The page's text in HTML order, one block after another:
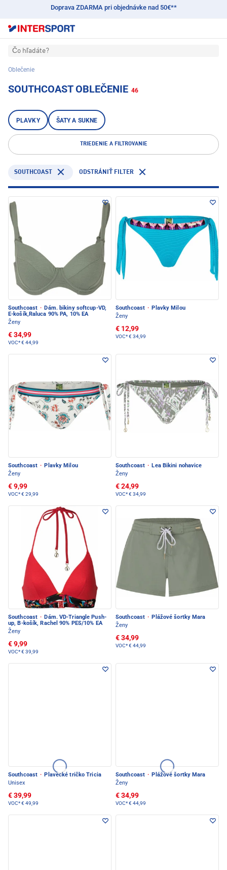
Doprava ZDARMA pri objednávke nad 50€**
Čo hľadáte?
Oblečenie
SOUTHCOAST OBLEČENIE 46
PLAVKY ŠATY A SUKNE
TRIEDENIE A FILTROVANIE
SOUTHCOAST ODSTRÁNIŤ FILTER
Southcoast · Dám. bikiny softcup-VD,
E-košík,Raluca 90% PA, 10% EA
Ženy
€ 34,99
VOC*€ 44,99
Southcoast · Plavky Milou
Ženy
€ 12,99
VOC*€ 34,99
Southcoast · Plavky Milou
Ženy
€ 9,99
VOC*€ 29,99
Southcoast · Lea Bikini nohavice
Ženy
€ 24,99
VOC*€ 34,99
Southcoast · Dám. VD-Triangle Push-
up, B-košík, Rachel 90% PES/10% EA
Ženy
€ 9,99
VOC*€ 39,99
Southcoast · Plážové šortky Mara
Ženy
€ 34,99
VOC*€ 44,99
Southcoast · Plavecké tričko Tricia
Unisex
€ 39,99
VOC*€ 49,99
Southcoast · Plážové šortky Mara
Ženy
€ 34,99
VOC*€ 44,99